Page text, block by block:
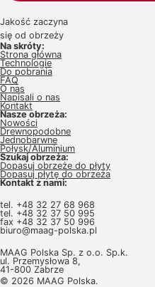
Jakość zaczyna
się od obrzeży
Na skróty:
Strona główna
Technologie
Do pobrania
FAQ
O nas
Napisali o nas
Kontakt
Nasze obrzeża:
Nowości
Drewnopodobne
Jednobarwne
Połysk/Aluminium
Szukaj obrzeża:
Dopasuj obrzeże do płyty
Dopasuj płytę do obrzeża
Kontakt z nami:
tel. +48 32 27 68 968
tel. +48 32 37 50 995
fax +48 32 37 50 996
biuro@maag-polska.pl
MAAG Polska Sp. z o.o. Sp.k.
ul. Przemysłowa 8,
41-800 Zabrze
© 2026 MAAG Polska.